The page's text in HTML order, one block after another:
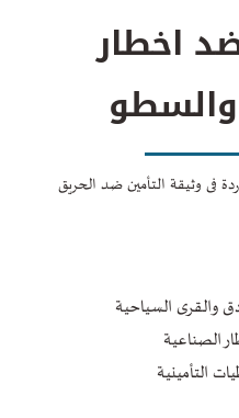
اخطار
فى وثيقة التأمين ضد الحريق
والقرى السياحية